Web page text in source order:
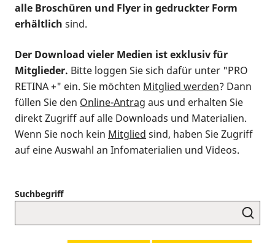
alle Broschüren und Flyer in gedruckter Form
erhältlich sind.
Der Download vieler Medien ist exklusiv für
Mitglieder. Bitte loggen Sie sich dafür unter "PRO
RETINA +" ein. Sie möchten Mitglied werden? Dann
füllen Sie den Online-Antrag aus und erhalten Sie
direkt Zugriff auf alle Downloads und Materialien.
Wenn Sie noch kein Mitglied sind, haben Sie Zugriff
auf eine Auswahl an Infomaterialien und Videos.
Suchbegriff